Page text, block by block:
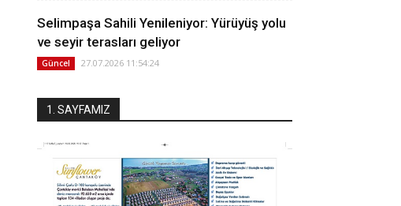
Selimpaşa Sahili Yenileniyor: Yürüyüş yolu
ve seyir terasları geliyor
Güncel 27.07.2026 11:54:24
1. SAYFAMIZ